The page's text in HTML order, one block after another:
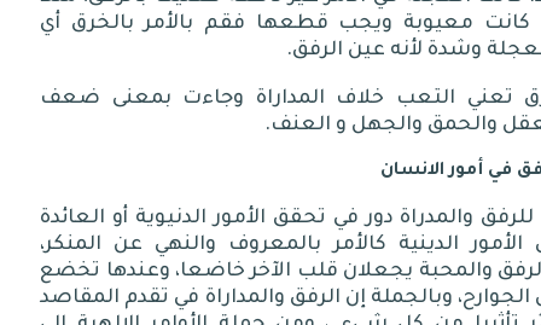
كانت معيوبة ويجب قطعها فقم بالأمر بالخرق أي
وشدة لأنه عين الرفق.
تعني التعب خلاف المداراة وجاءت بمعنى ضعف
والحمق والجهل و العنف.
في أمور الانسان
للرفق والمدراة دور في تحقق الأمور الدنيوية أو العائدة
الأمور الدينية كالأمر بالمعروف والنهي عن المنكر،
والمحبة يجعلان قلب الآخر خاضعا، وعندها تخضع
الجوارح، وبالجملة إن الرفق والمداراة في تقدم المقاصد